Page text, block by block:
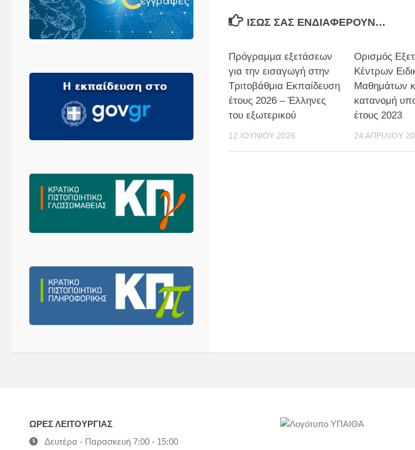
ΊΣΩΣ ΣΑΣ ΕΝΔΙΑΦΈΡΟΥΝ…
Πρόγραμμα εξετάσεων
για την εισαγωγή στην
Τριτοβάθμια Εκπαίδευση
έτους 2026 – Έλληνες
του εξωτερικού
12 ΙΟΥΝΊΟΥ 2026
Ορισμός
Κέντρων
Μαθημάτων
κατανομή
έτους 2023
24 ΑΠΡΙΛΊΟΥ
ΩΡΕΣ ΛΕΙΤΟΥΡΓΙΑΣ
Δευτέρα - Παρασκευή 7:00 - 15:00